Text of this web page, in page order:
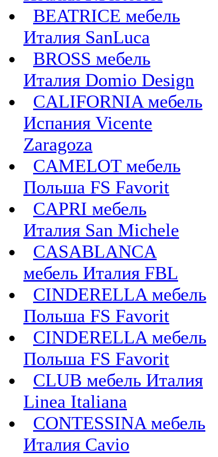
BEATRICE мебель
Италия SanLuca
BROSS мебель
Италия Domio Design
CALIFORNIA мебель
Испания Vicente
Zaragoza
CAMELOT мебель
Польша FS Favorit
CAPRI мебель
Италия San Michele
CASABLANCA
мебель Италия FBL
CINDERELLA мебель
Польша FS Favorit
CINDERELLA мебель
Польша FS Favorit
CLUB мебель Италия
Linea Italiana
CONTESSINA мебель
Италия Cavio